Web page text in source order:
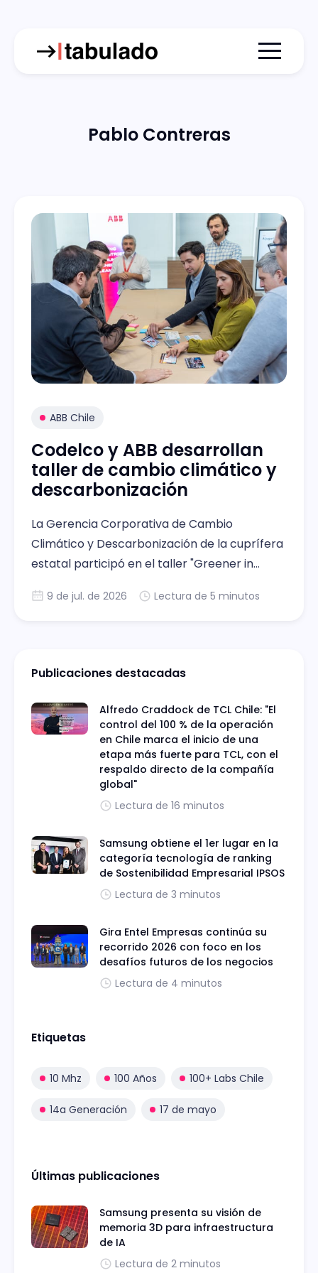
Menu
Pablo Contreras
ABB Chile
Codelco y ABB desarrollan
taller de cambio climático y
descarbonización
La Gerencia Corporativa de Cambio
Climático y Descarbonización de la cuprífera
estatal participó en el taller "Greener in
que los líderes de Codelco debatieran sobre
9 de jul. de 2026 Lectura de 5 minutos
Publicaciones destacadas
Alfredo Craddock de TCL Chile: "El
control del 100 % de la operación
en Chile marca el inicio de una
etapa más fuerte para TCL, con el
respaldo directo de la compañía
global"
Lectura de 16 minutos
Samsung obtiene el 1er lugar en la
categoría tecnología de ranking
de Sostenibilidad Empresarial IPSOS
Lectura de 3 minutos
Gira Entel Empresas continúa su
recorrido 2026 con foco en los
desafíos futuros de los negocios
Lectura de 4 minutos
Etiquetas
10 Mhz 100 Años 100+ Labs Chile
14a Generación 17 de mayo
Últimas publicaciones
Samsung presenta su visión de
memoria 3D para infraestructura
de IA
Lectura de 2 minutos